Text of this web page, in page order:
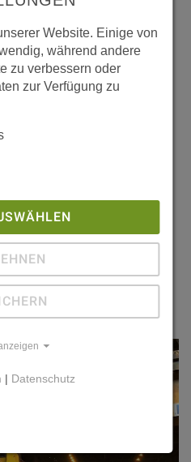
Schrott durch:
Website. Einige von
während andere
zu verbessern oder
zur Verfügung zu
| Datenschutz